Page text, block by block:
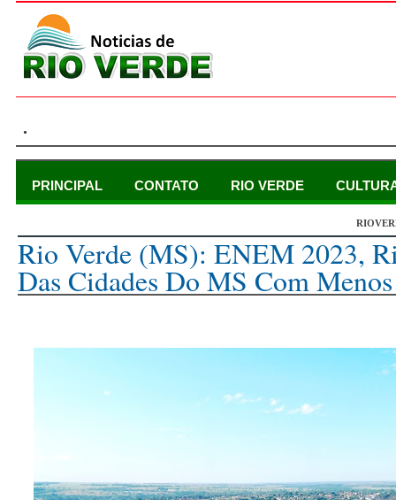
.
PRINCIPAL CONTATO RIO VERDE
Rio Verde (MS): ENEM 2023,
Das Cidades Do MS Com